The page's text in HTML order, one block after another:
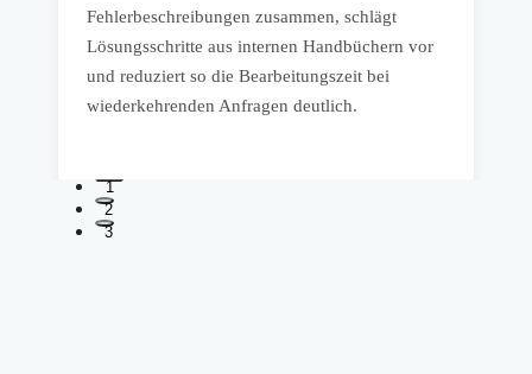
Fehlerbeschreibungen zusammen, schlägt
Lösungsschritte aus internen Handbüchern vor
und reduziert so die Bearbeitungszeit bei
wiederkehrenden Anfragen deutlich.
1
2
3